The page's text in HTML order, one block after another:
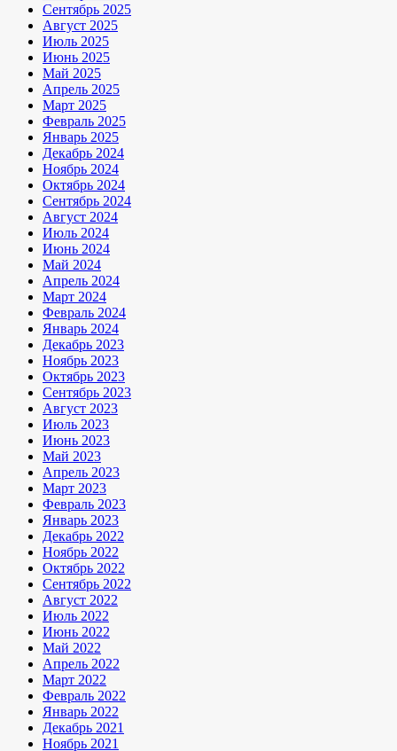
Сентябрь 2025
Август 2025
Июль 2025
Июнь 2025
Май 2025
Апрель 2025
Март 2025
Февраль 2025
Январь 2025
Декабрь 2024
Ноябрь 2024
Октябрь 2024
Сентябрь 2024
Август 2024
Июль 2024
Июнь 2024
Май 2024
Апрель 2024
Март 2024
Февраль 2024
Январь 2024
Декабрь 2023
Ноябрь 2023
Октябрь 2023
Сентябрь 2023
Август 2023
Июль 2023
Июнь 2023
Май 2023
Апрель 2023
Март 2023
Февраль 2023
Январь 2023
Декабрь 2022
Ноябрь 2022
Октябрь 2022
Сентябрь 2022
Август 2022
Июль 2022
Июнь 2022
Май 2022
Апрель 2022
Март 2022
Февраль 2022
Январь 2022
Декабрь 2021
Ноябрь 2021